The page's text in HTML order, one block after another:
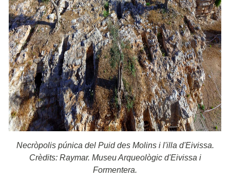
Necròpolis púnica del Puid des Molins i l'illa d'Eivissa.
Crèdits: Raymar. Museu Arqueològic d'Eivissa i
Formentera.